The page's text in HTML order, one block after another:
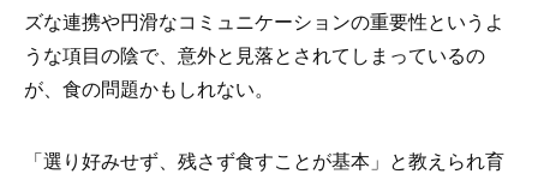
ズな連携や円滑なコミュニケーションの重要性というよ
うな項目の陰で、意外と見落とされてしまっているの
が、食の問題かもしれない。
「選り好みせず、残さず食すことが基本」と教えられ育